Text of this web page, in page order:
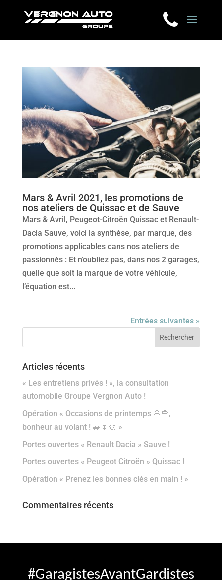
Mars & Avril 2021, les promotions de
nos ateliers de Quissac et de Sauve
Mars & Avril, Peugeot-Citroën Quissac et Renault-
Dacia Sauve, voici la synthèse, par marque, des
promotions applicables dans nos ateliers de
passionnés : Et n’oubliez pas, dans nos 2 garages,
quelle que soit la marque de votre véhicule,
l’équation est...
Entrées suivantes »
Articles récents
« Les entretiens privés ! », la consultation
automobile Groupe Vergnon Auto !
Opération « Occasions de printemps 🌸🌹,
bonheur au volant ! 🚙🌷🌼 »
Portes ouvertes « Renault Dacia » Sauve !
Portes ouvertes « Peugeot Citroën » Quissac !
Opération « Prenez les bonnes clés en main ! »
Commentaires récents
#GaragistesAvantGardistes